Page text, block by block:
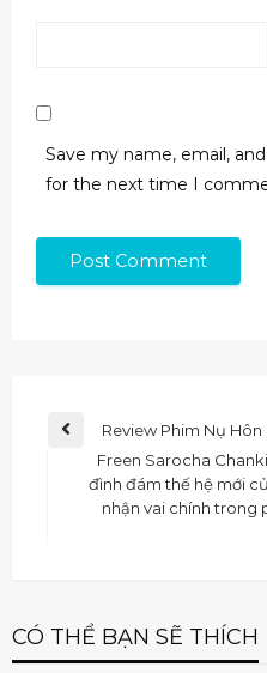
Save my name, email,
for the next time I
Review Phim Nụ Hôn
Freen Sarocha
đình đám thế hệ mới
nhận vai chính trong
CÓ THỂ BẠN SẼ THÍCH